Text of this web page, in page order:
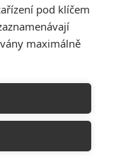
pod klíčem
maximálně